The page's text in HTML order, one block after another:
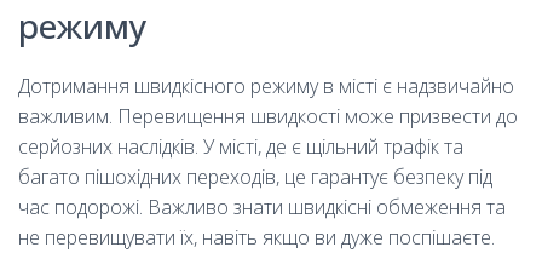
режиму
Дотримання швидкісного режиму в місті є надзвичайно
важливим. Перевищення швидкості може призвести до
серйозних наслідків. У місті, де є щільний трафік та
багато пішохідних переходів, це гарантує безпеку під
час подорожі. Важливо знати швидкісні обмеження та
не перевищувати їх, навіть якщо ви дуже поспішаєте.